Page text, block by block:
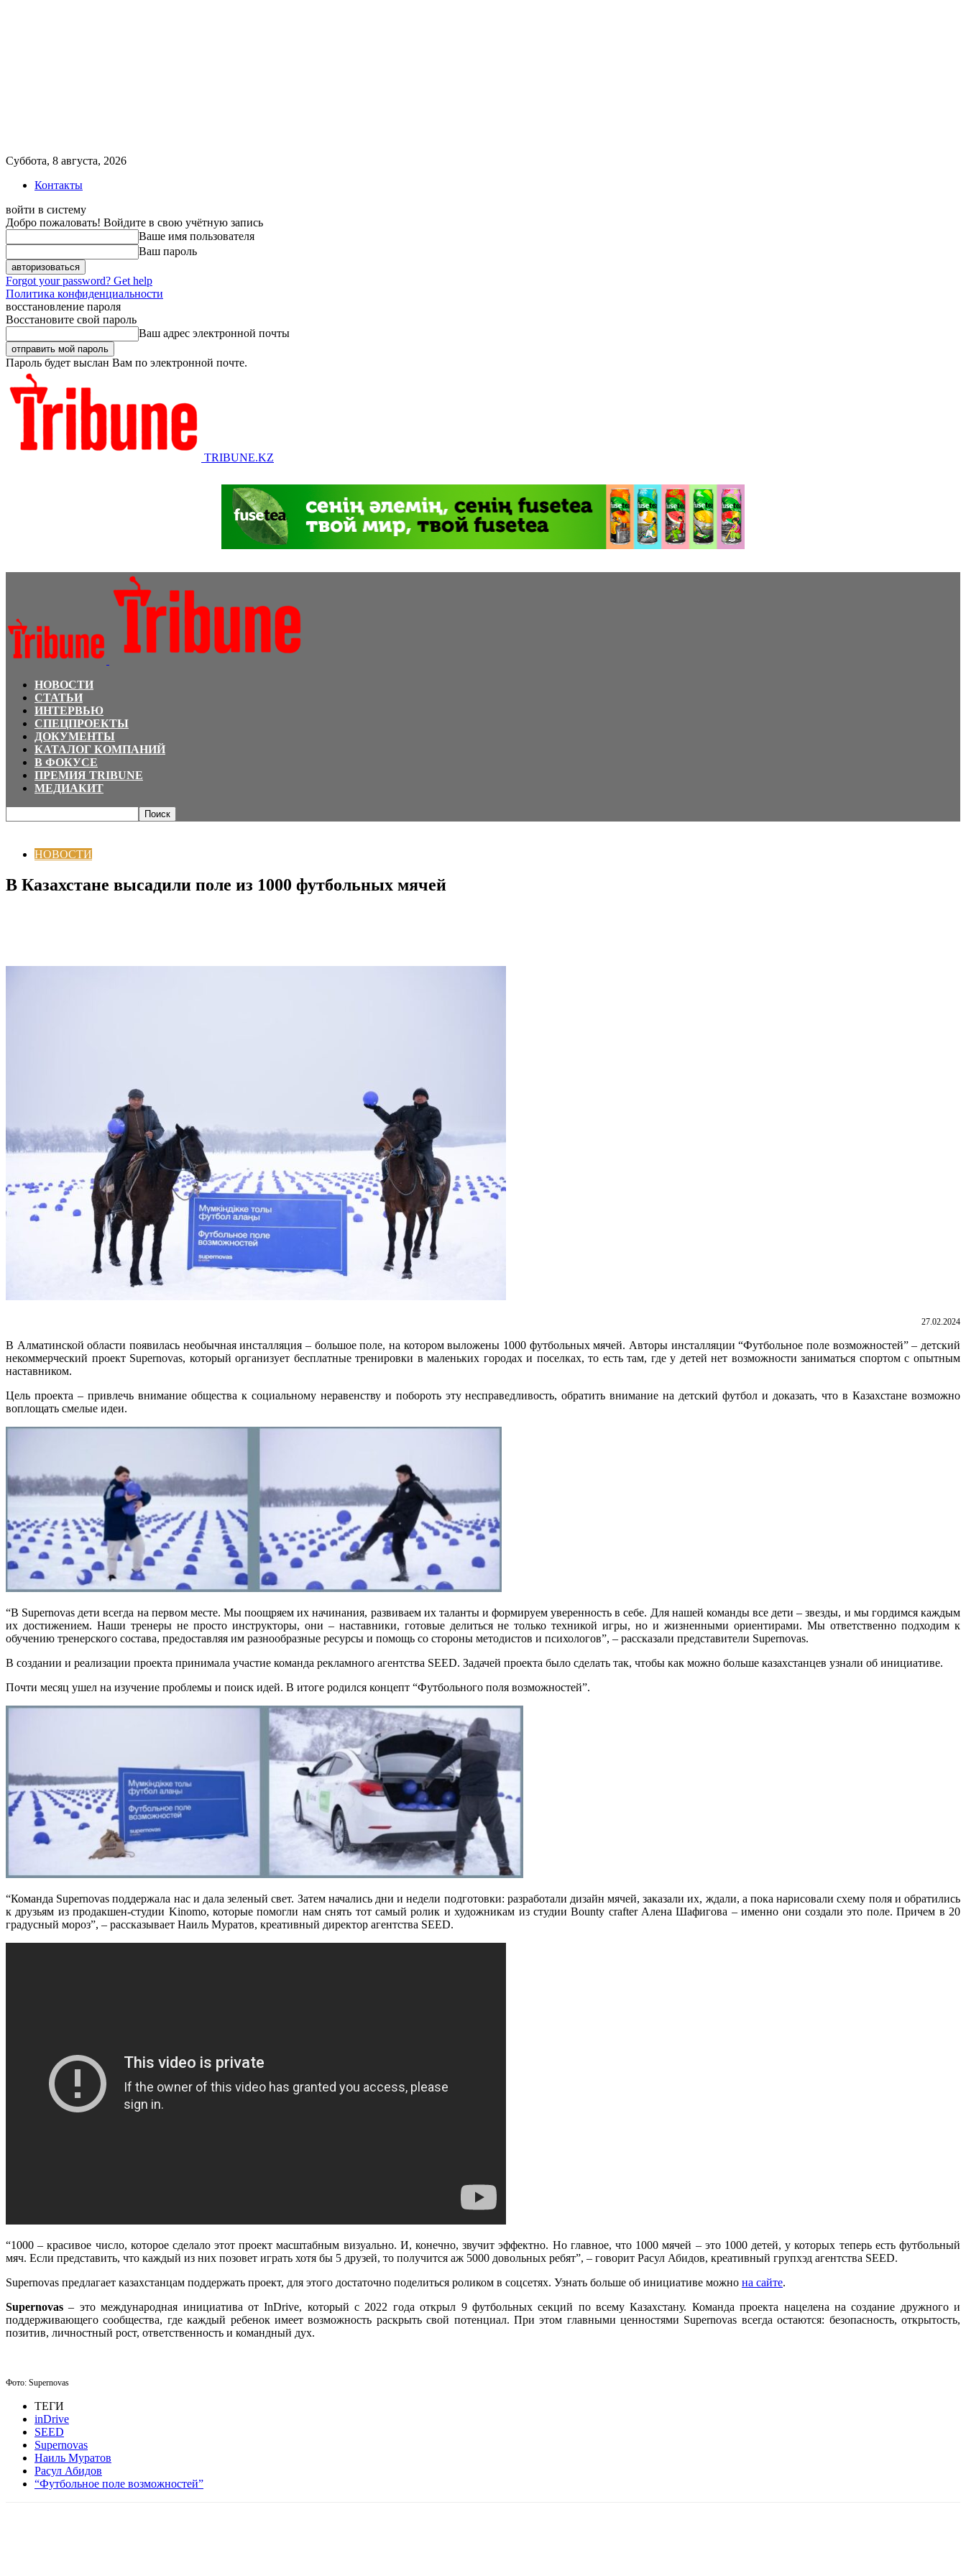
Суббота, 8 августа, 2026
Контакты
войти в систему
Добро пожаловать! Войдите в свою учётную запись
Ваше имя пользователя
Ваш пароль
Forgot your password? Get help
Политика конфиденциальности
восстановление пароля
Восстановите свой пароль
Ваш адрес электронной почты
Пароль будет выслан Вам по электронной почте.
TRIBUNE.KZ
НОВОСТИ
СТАТЬИ
ИНТЕРВЬЮ
СПЕЦПРОЕКТЫ
ДОКУМЕНТЫ
КАТАЛОГ КОМПАНИЙ
В ФОКУСЕ
ПРЕМИЯ TRIBUNE
МЕДИАКИТ
НОВОСТИ
В Казахстане высадили поле из 1000 футбольных мячей
27.02.2024
В Алматинской области появилась необычная инсталляция – большое поле, на котором выложены 1000 футбольных мячей. Авторы инсталляции “Футбольное поле возможностей” – детский
некоммерческий проект Supernovas, который организует бесплатные тренировки в маленьких городах и поселках, то есть там, где у детей нет возможности заниматься спортом с опытным
наставником.
Цель проекта – привлечь внимание общества к социальному неравенству и побороть эту несправедливость, обратить внимание на детский футбол и доказать, что в Казахстане возможно
воплощать смелые идеи.
“В Supernovas дети всегда на первом месте. Мы поощряем их начинания, развиваем их таланты и формируем уверенность в себе. Для нашей команды все дети – звезды, и мы гордимся каждым
их достижением. Наши тренеры не просто инструкторы, они – наставники, готовые делиться не только техникой игры, но и жизненными ориентирами. Мы ответственно подходим к
обучению тренерского состава, предоставляя им разнообразные ресурсы и помощь со стороны методистов и психологов”, – рассказали представители Supernovas.
В создании и реализации проекта принимала участие команда рекламного агентства SEED. Задачей проекта было сделать так, чтобы как можно больше казахстанцев узнали об инициативе.
Почти месяц ушел на изучение проблемы и поиск идей. В итоге родился концепт “Футбольного поля возможностей”.
“Команда Supernovas поддержала нас и дала зеленый свет. Затем начались дни и недели подготовки: разработали дизайн мячей, заказали их, ждали, а пока нарисовали схему поля и обратились
к друзьям из продакшен-студии Kinomo, которые помогли нам снять тот самый ролик и художникам из студии Bounty crafter Алена Шафигова – именно они создали это поле. Причем в 20
градусный мороз”, – рассказывает Наиль Муратов, креативный директор агентства SEED.
“1000 – красивое число, которое сделало этот проект масштабным визуально. И, конечно, звучит эффектно. Но главное, что 1000 мячей – это 1000 детей, у которых теперь есть футбольный
мяч. Если представить, что каждый из них позовет играть хотя бы 5 друзей, то получится аж 5000 довольных ребят”, – говорит Расул Абидов, креативный групхэд агентства SEED.
Supernovas предлагает казахстанцам поддержать проект, для этого достаточно поделиться роликом в соцсетях. Узнать больше об инициативе можно на сайте.
Supernovas – это международная инициатива от InDrive, который с 2022 года открыл 9 футбольных секций по всему Казахстану. Команда проекта нацелена на создание дружного и
поддерживающего сообщества, где каждый ребенок имеет возможность раскрыть свой потенциал. При этом главными ценностями Supernovas всегда остаются: безопасность, открытость,
позитив, личностный рост, ответственность и командный дух.
Фото: Supernovas
ТЕГИ
inDrive
SEED
Supernovas
Наиль Муратов
Расул Абидов
“Футбольное поле возможностей”